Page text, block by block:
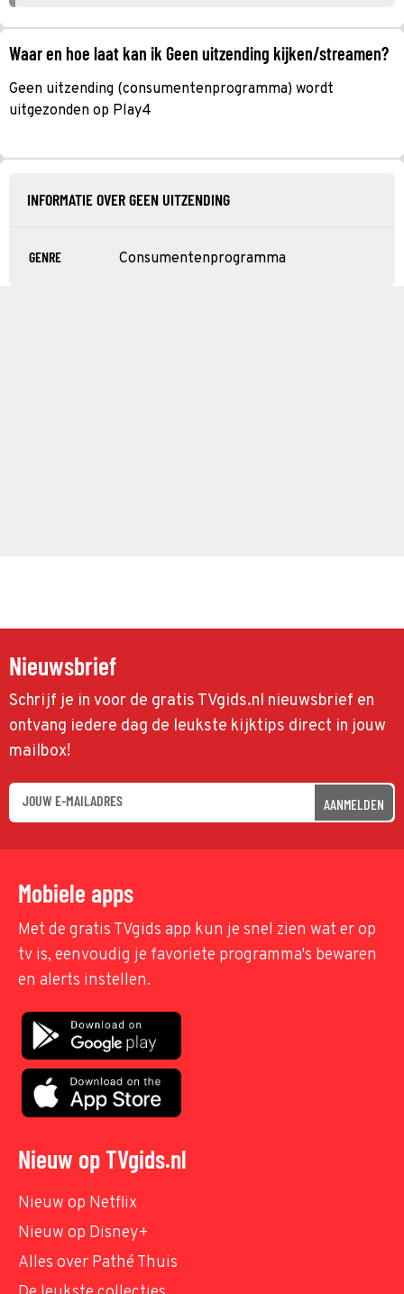
Waar en hoe laat kan ik Geen uitzending kijken/streamen?
Geen uitzending (consumentenprogramma) wordt
uitgezonden op Play4
INFORMATIE OVER GEEN UITZENDING
GENRE Consumentenprogramma
Nieuwsbrief
Schrijf je in voor de gratis TVgids.nl nieuwsbrief en
ontvang iedere dag de leukste kijktips direct in jouw
mailbox!
AANMELDEN
Mobiele apps
Met de gratis TVgids app kun je snel zien wat er op
tv is, eenvoudig je favoriete programma's bewaren
en alerts instellen.
Nieuw op TVgids.nl
Nieuw op Netflix
Nieuw op Disney+
Alles over Pathé Thuis